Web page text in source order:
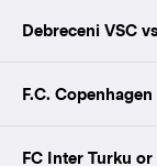
Debreceni VSC
F.C.
FC Inter Turku